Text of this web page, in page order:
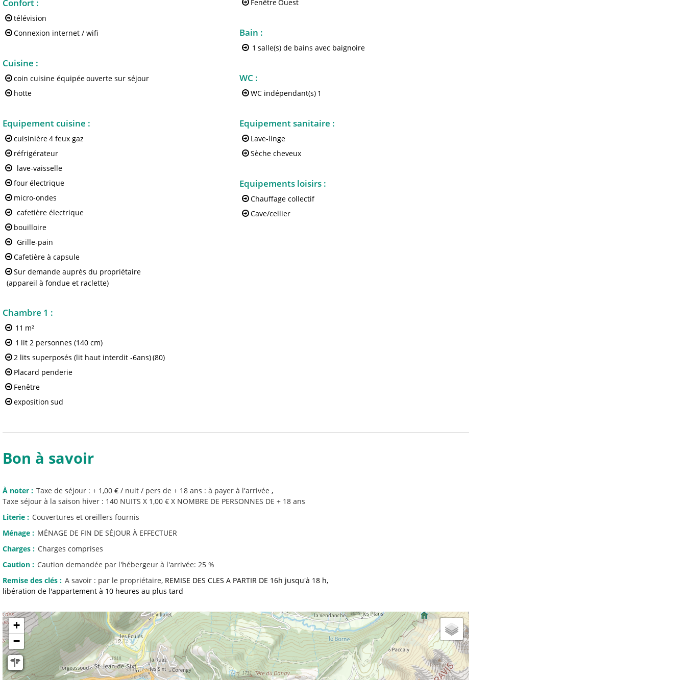
Confort :
télévision
Connexion internet / wifi
Cuisine :
coin cuisine équipéeouverte sur séjour
hotte
Equipement cuisine :
cuisinière4 feux gaz
réfrigérateur
lave-vaisselle
fourélectrique
micro-ondes
cafetière électrique
bouilloire
Grille-pain
Cafetière à capsule
Sur demande auprès du propriétaire
(appareil à fondue et raclette)
Chambre 1 :
11 m²
1 lit 2 personnes (140 cm)
2 lits superposés (lit haut interdit -6ans)(80)
Placard penderie
Fenêtre
exposition sud
FenêtreOuest
Bain :
1 salle(s) de bains avec baignoire
WC :
WC indépendant(s) 1
Equipement sanitaire :
Lave-linge
Sèche cheveux
Equipements loisirs :
Chauffage collectif
Cave/cellier
Bon à savoir
À noter : Taxe de séjour : + 1,00 € / nuit / pers de + 18 ans : à payer à l'arrivée
Taxe séjour à la saison hiver : 140 NUITS X 1,00 € X NOMBRE DE PERSONNES DE + 18 ans
Literie : Couvertures et oreillers fournis
Ménage : MÉNAGE DE FIN DE SÉJOUR À EFFECTUER
Charges : Charges comprises
Caution : Caution demandée par l'hébergeur à l'arrivée: 25 %
Remise des clés : A savoir : par le propriétaire REMISE DES CLES A PARTIR DE 16h jusqu'à 18 h
libération de l'appartement à 10 heures au plus tard
+
−